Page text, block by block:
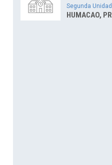
Segunda Unidad
HUMACAO, PR